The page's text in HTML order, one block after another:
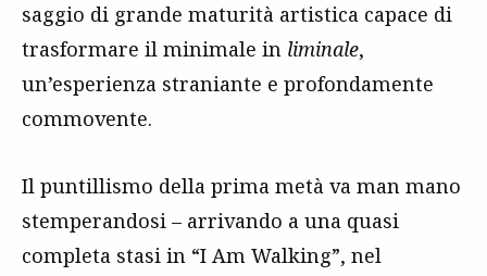
saggio di grande maturità artistica capace di
trasformare il minimale in liminale,
un’esperienza straniante e profondamente
commovente.
Il puntillismo della prima metà va man mano
stemperandosi – arrivando a una quasi
completa stasi in “I Am Walking”, nel